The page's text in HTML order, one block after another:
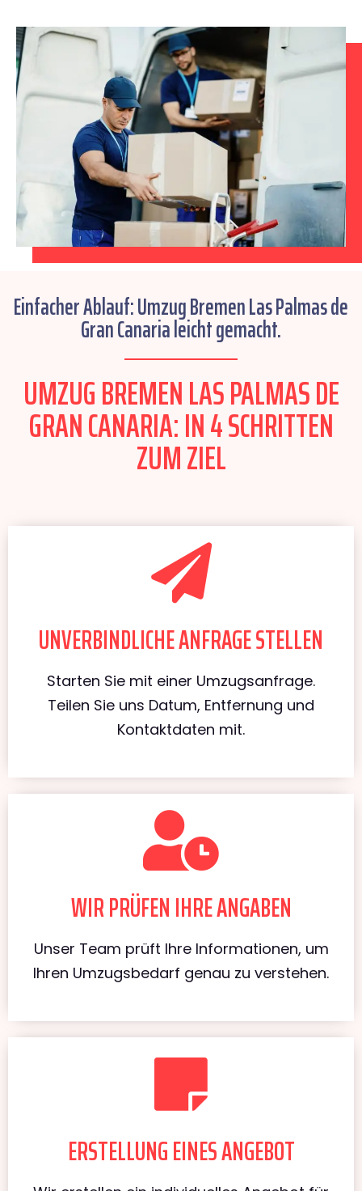
Einfacher Ablauf: Umzug Bremen Las Palmas de
Gran Canaria leicht gemacht.
UMZUG BREMEN LAS PALMAS DE
GRAN CANARIA: IN 4 SCHRITTEN
ZUM ZIEL
UNVERBINDLICHE ANFRAGE STELLEN
Starten Sie mit einer Umzugsanfrage.
Teilen Sie uns Datum, Entfernung und
Kontaktdaten mit.
WIR PRÜFEN IHRE ANGABEN
Unser Team prüft Ihre Informationen, um
Ihren Umzugsbedarf genau zu verstehen.
ERSTELLUNG EINES ANGEBOT